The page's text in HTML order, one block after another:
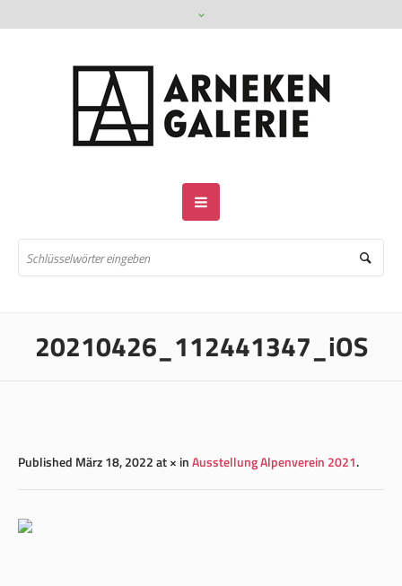
20210426_112441347_iOS
Published März 18, 2022at × inAusstellung Alpenverein 2021.